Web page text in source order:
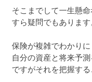
そこまでして一生懸
すら疑問でもあります
保険が複雑でわかり
自分の資産と将来予
ですがそれを把握する